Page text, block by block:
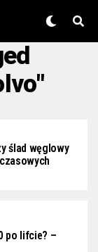
ślad węglowy
po lifcie? –